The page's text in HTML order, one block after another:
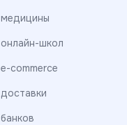
школ
commerce